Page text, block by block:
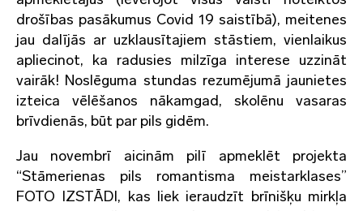
drošības pasākumus Covid 19 saistībā), meitenes
jau dalījās ar uzklausītajiem stāstiem, vienlaikus
apliecinot, ka radusies milzīga interese uzzināt
vairāk! Noslēguma stundas rezumējumā jaunietes
izteica vēlēšanos nākamgad, skolēnu vasaras
brīvdienās, būt par pils gidēm.
Jau novembrī aicinām pilī apmeklēt projekta
“Stāmerienas pils romantisma meistarklases”
FOTO IZSTĀDI, kas liek ieraudzīt brīnišķu mirkļa